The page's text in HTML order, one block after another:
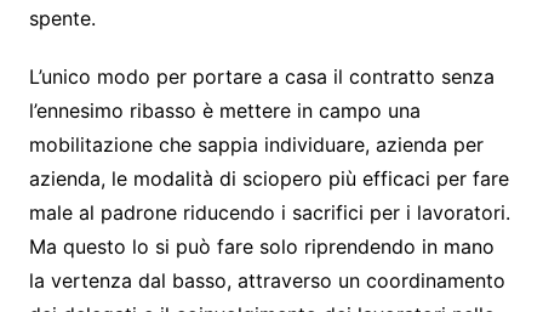
spente.
L’unico modo per portare a casa il contratto senza
l’ennesimo ribasso è mettere in campo una
mobilitazione che sappia individuare, azienda per
azienda, le modalità di sciopero più efficaci per fare
male al padrone riducendo i sacrifici per i lavoratori.
Ma questo lo si può fare solo riprendendo in mano
la vertenza dal basso, attraverso un coordinamento